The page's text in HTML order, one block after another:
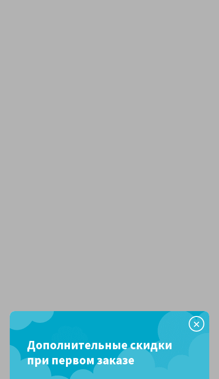
Дополнительные скидки
при первом заказе